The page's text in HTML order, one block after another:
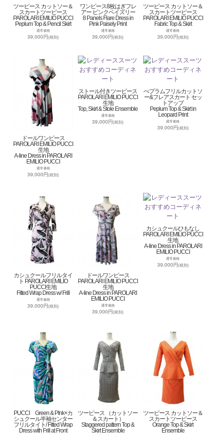
ツーピース カットソー＆
スカートツーピース
PAROLARI EMILIO PUCCI
Peplum Top & Pencil Skirt
通常価格
39,000円(税別)
ワンピース8枚はぎフレ
アー ピンクペイズリー
8 Panels Flare Dress in
Pink Paisely Print
通常価格
39,000円(税別)
ツーピース カットソー＆
スカートツーピース
PAROLARI EMILIO PUCCI
Fabric Top & Skirt
通常価格
39,000円(税別)
ドールワンピース
PAROLARI EMILIO PUCCI
生地
A-line Dress in PAROLARI
EMILIO PUCCI
通常価格
39,000円(税別)
ストール付きツーピース
PAROLARI EMILIO PUCCI
生地
Top, Skirt & Stole Ensemble
通常価格
39,000円(税別)
ぺプラムフリルカットソ
ー&フレアスカート セッ
トアップ
Peplum Top & Skirt in
Leopard Print
通常価格
39,000円(税別)
カシュクールフリルタイ
ト PAROLARI EMILIO
PUCCI生地
Fitted Wrap Dress w/ Frill
通常価格
39,000円(税別)
ドールワンピース
PAROLARI EMILIO PUCCI
生地
A-line Dress in PAROLARI
EMILIO PUCCI
通常価格
39,000円(税別)
カシュクールひもなし
PAROLARI EMILIO PUCCI
生地
A-line Dress in PAROLARI
EMILIO PUCCI
通常価格
39,000円(税別)
PUCCI Green & PInk×カ
シュクール半袖センター
フリルタイト/ Fitted Wrap
Dress with Frill at Front
ツーピース （カットソー
＆スカート）
Staggered pattern Top &
Skirt Ensemble
ツーピース カットソー＆
スカートツーピース
Orange Top & Skirt
Ensemble